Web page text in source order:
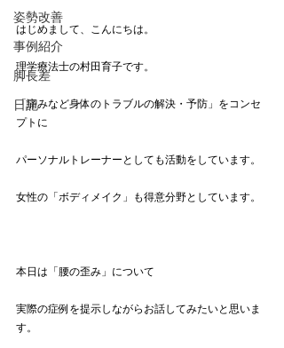
姿勢改善
事例紹介
脚長差
日記
はじめまして、こんにちは。
理学療法士の村田育子です。
「痛みなど身体のトラブルの解決・予防」をコンセ
プトに
パーソナルトレーナーとしても活動をしています。
女性の「ボディメイク」も得意分野としています。
本日は「腰の歪み」について
実際の症例を提示しながらお話してみたいと思いま
す。